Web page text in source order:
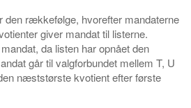
den rækkefølge, hvorefter mandaterne
giver mandat til listerne.
da listen har opnået den
går til valgforbundet mellem T, U
næststørste kvotient efter første